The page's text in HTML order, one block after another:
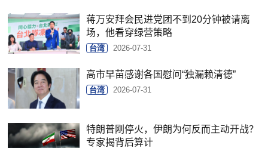
蒋万安拜会民进党团不到20分钟被请离
场，他看穿绿营策略
台湾 2026-07-31
高市早苗感谢各国慰问“独漏赖清德”
台湾 2026-07-31
特朗普刚停火，伊朗为何反而主动开战？
专家揭背后算计